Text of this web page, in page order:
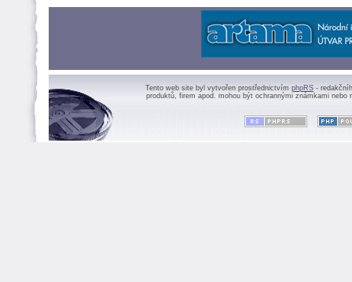
Tento web site byl vytvořen prostřednictvím phpRS -
produktů, firem apod. mohou být ochrannými známkami